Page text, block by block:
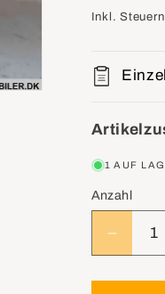
Preis
Inkl.
1 AUF
Anzahl
die
Menge